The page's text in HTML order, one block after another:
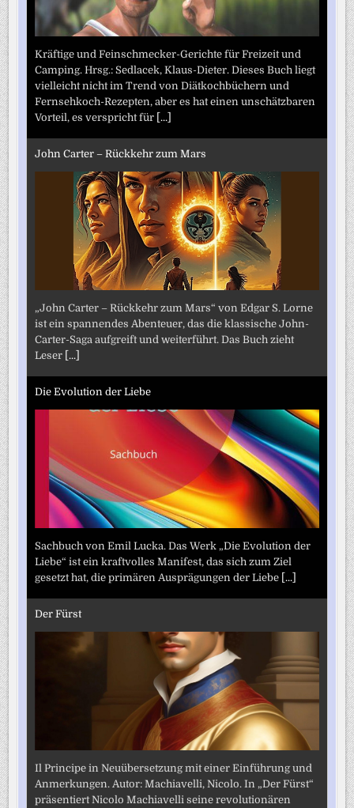
Kräftige und Feinschmecker-Gerichte für Freizeit und
Camping. Hrsg.: Sedlacek, Klaus-Dieter. Dieses Buch liegt
vielleicht nicht im Trend von Diätkochbüchern und
Fernsehkoch-Rezepten, aber es hat einen unschätzbaren
Vorteil, es verspricht für [...]
John Carter – Rückkehr zum Mars
„John Carter – Rückkehr zum Mars“ von Edgar S. Lorne
ist ein spannendes Abenteuer, das die klassische John-
Carter-Saga aufgreift und weiterführt. Das Buch zieht
Leser [...]
Die Evolution der Liebe
Sachbuch von Emil Lucka. Das Werk „Die Evolution der
Liebe“ ist ein kraftvolles Manifest, das sich zum Ziel
gesetzt hat, die primären Ausprägungen der Liebe [...]
Der Fürst
Il Principe in Neuübersetzung mit einer Einführung und
Anmerkungen. Autor: Machiavelli, Nicolo. In „Der Fürst“
präsentiert Nicolo Machiavelli seine revolutionären